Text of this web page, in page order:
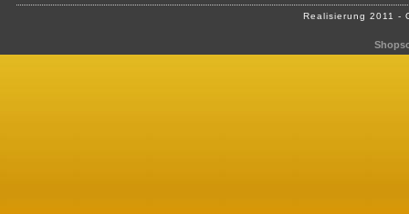
Realisierung 2011 -